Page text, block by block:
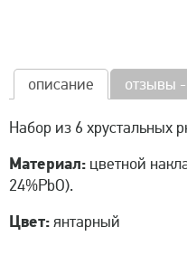
описание отзывы
Набор из 6 хрустальных
Материал: цветной
24%PbO).
Цвет:янтарный